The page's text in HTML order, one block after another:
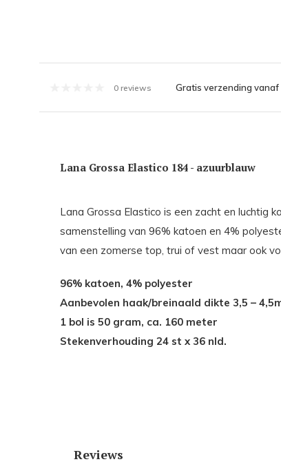
0 reviews Gratis verzending vanaf
Lana Grossa Elastico 184 - azuurblauw
Lana Grossa Elastico is een zacht en luchtig
samenstelling van 96% katoen en 4%
van een zomerse top, trui of vest maar ook
96% katoen, 4%
Aanbevolen haak/breinaald dikte 3,5 –
1 bol is 50 gram, ca. 160 meter
Stekenverhouding 24 st x 36 nld.
Reviews